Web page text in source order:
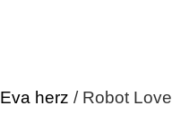
Eva herz / Robot Love